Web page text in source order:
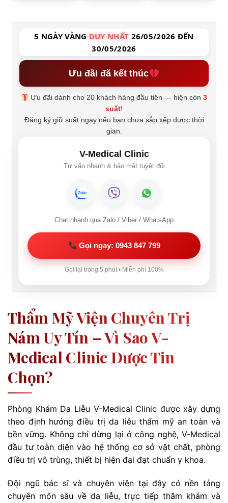
5 NGÀY VÀNG DUY NHẤT 26/05/2026 ĐẾN
30/05/2026
Ưu đãi đã kết thúc
Ưu đãi dành cho 20 khách hàng đầu tiên — hiện còn3
suất!
Đăng ký giữ suất ngay nếu bạn chưa sắp xếp được thời
gian.
V-Medical Clinic
Tư vấn nhanh & bảo mật tuyệt đối
Chat nhanh qua Zalo / Viber / WhatsApp
Gọi ngay: 0943 847 799
Gọi lại trong 5 phút • Miễn phí 100%
Thẩm Mỹ Viện Chuyên Trị
Nám Uy Tín – Vì Sao V-
Medical Clinic Được Tin
Chọn?
Phòng Khám Da Liễu V-Medical Clinic được xây dựng
theo định hướng điều trị da liễu thẩm mỹ an toàn và
bền vững. Không chỉ dừng lại ở công nghệ, V-Medical
đầu tư toàn diện vào hệ thống cơ sở vật chất, phòng
điều trị vô trùng, thiết bị hiện đại đạt chuẩn y khoa.
Đội ngũ bác sĩ và chuyên viên tại đây có nền tảng
chuyên môn sâu về da liễu, trực tiếp thăm khám và